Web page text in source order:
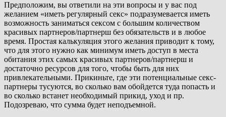
Предположим, вы ответили на эти вопросы и у вас под
желанием «иметь регулярный секс» подразумевается иметь
возможность заниматься сексом с большим количеством
красивых партнеров/партнерш без обязательств и в любое
время. Простая калькуляция этого желания приводит к тому,
что для этого нужно как минимум иметь доступ в места
обитания этих самых красивых партнеров/партнерш и
достаточно ресурсов для того, чтобы быть для них
привлекательными. Прикиньте, где эти потенциальные секс-
партнеры тусуются, во сколько вам обойдется туда попасть и
во сколько встанет необходимый прикид, уход и пр.
Подозреваю, что сумма будет неподъемной.